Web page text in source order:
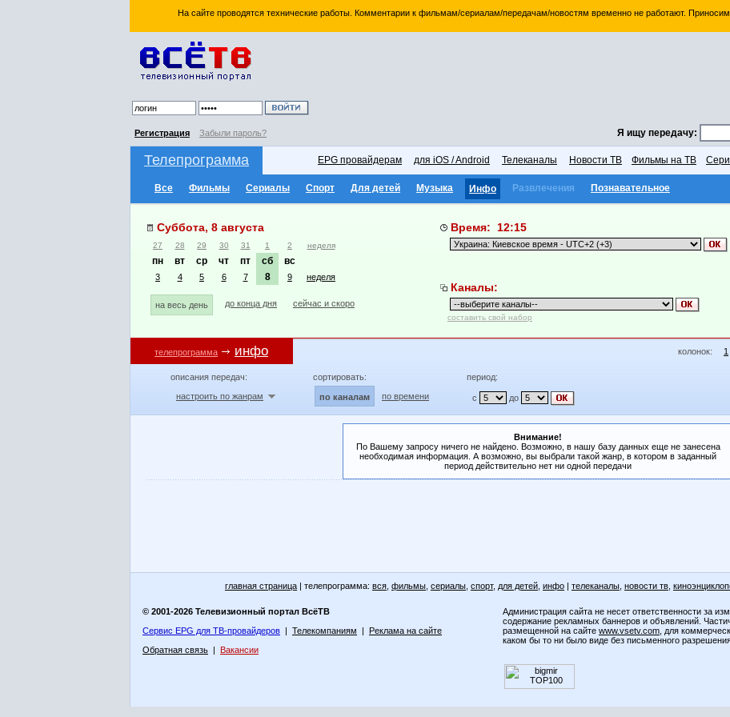
На сайте проводятся технические работы. Комментарии к фильмам/сериалам/передачам/новостям временно не работают. Приносим
Регистрация Забыли пароль? Я ищу передачу:
Телепрограмма EPG провайдерам для iOS / Android Телеканалы Новости ТВ Фильмы на ТВ
Все Фильмы Сериалы Спорт Для детей Музыка Инфо Развлечения Познавательное
Суббота, 8 августа
27 28 29 30 31 1 2 неделя
пн вт ср чт пт сб вс
3 4 5 6 7 8 9 неделя
на весь день до конца дня сейчас и скоро
Время: 12:15
Каналы:
составить свой набор
телепрограмма инфо колонок: 1
описания передач:
настроить по жанрам
сортировать:
по каналам по времени
период:
с до
Внимание!
По Вашему запросу ничего не найдено. Возможно, в нашу базу данных еще не занесена
необходимая информация. А возможно, вы выбрали такой жанр, в котором в заданный
период действительно нет ни одной передачи
главная страница | телепрограмма: вся фильмы сериалы спорт, для детей инфо | телеканалы новости тв
© 2001-2026 Телевизионный портал ВсёТВ
Сервис EPG для ТВ-провайдеров | Телекомпаниям | Реклама на сайте
Обратная связь | Вакансии
Администрация сайта не несет ответственности за
содержание рекламных баннеров и объявлений.
размещенной на сайте www.vsetv.com , для
каком бы то ни было виде без письменного